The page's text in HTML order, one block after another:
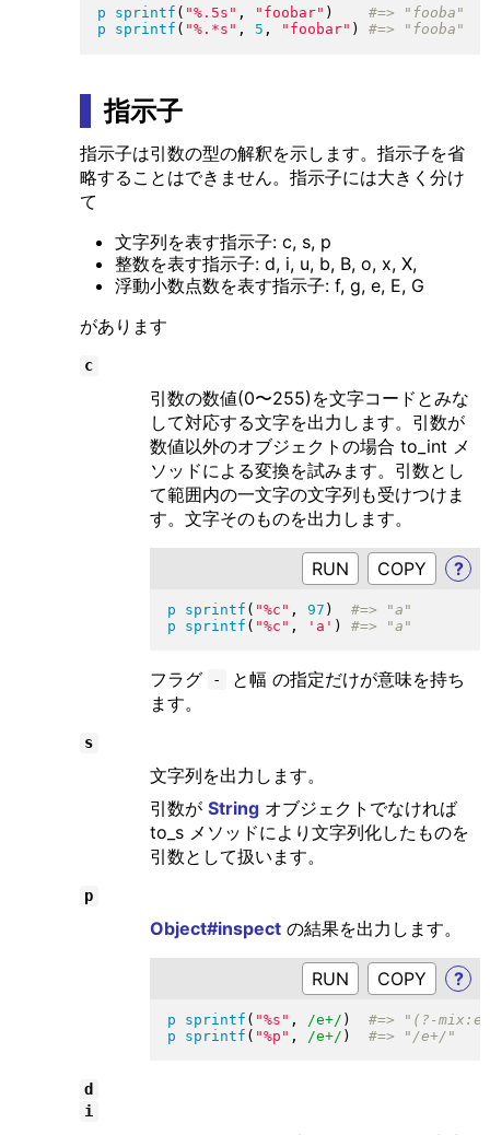
p sprintf ( "%.5s " , " foobar" )
p
sprintf ( "%.*s " , 5 , " foobar" )
指示子
指示子は引数の型の解釈を示します。指示子を省
略することはできません。指示子には大きく分け
て
文字列を表す指示子: c, s, p
整数を表す指示子: d, i, u, b, B, o, x, X,
浮動小数点数を表す指示子: f, g, e, E, G
があります
c
引数の数値(0〜255)を文字コードとみな
して対応する文字を出力します。引数が
数値以外のオブジェクトの場合 to_int メ
ソッドによる変換を試みます。引数とし
て範囲内の一文字の文字列も受けつけま
す。文字そのものを出力します。
RUN ?
p sprintf ( "%c " , 97 )
p
sprintf ( "%c " , 'a' )
フラグ -
と幅 の指定だけが意味を持ち
ます。
s
文字列を出力します。
引数が Stringオブジェクトでなければ
to_s メソッドにより文字列化したものを
引数として扱います。
p
Object#inspectの結果を出力します。
RUN ?
p sprintf ( "%s " , /e+/ )
p
sprintf ( "%p " , /e+/ )
d
i